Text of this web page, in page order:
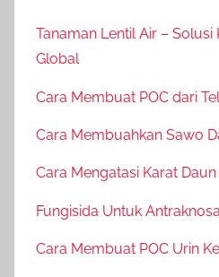
Tanaman Lentil Air – Solusi
Global
Cara Membuat POC dari
Cara Membuahkan Sawo
Cara Mengatasi Karat
Fungisida Untuk
Cara Membuat POC Urin